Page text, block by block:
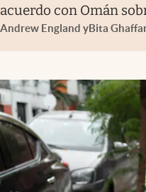
acuerdo con Omán
Andrew England yBita